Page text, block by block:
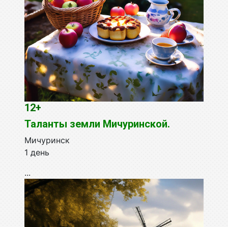
12+
Таланты земли Мичуринской.
Мичуринск
1 день
...